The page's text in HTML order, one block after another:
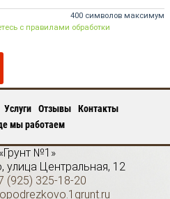
400 символов максимум
с правилами обработки
Услуги Отзывы
Контакты
мы работаем
№1»
, улица Центральная, 12
(925) 325-18-20